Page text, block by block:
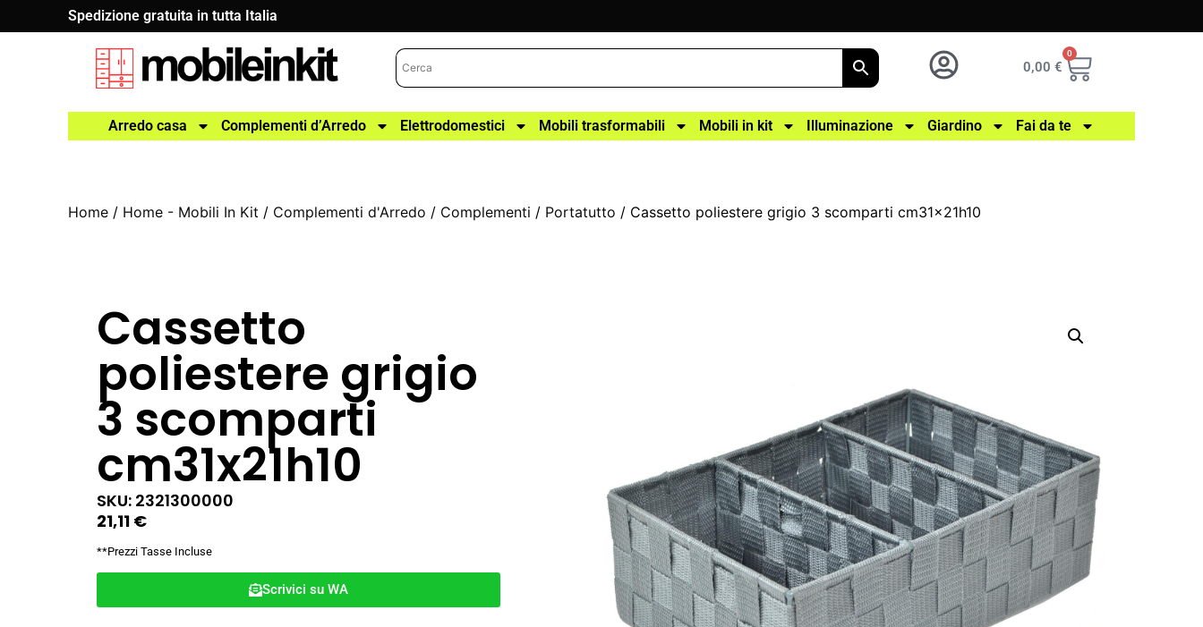
Spedizione gratuita in tutta Italia
0,00 €
0
Arredo casa Complementi d’Arredo Elettrodomestici Mobili trasformabili Mobili in kit Illuminazione Giardino Fai da te
Home / Home - Mobili In Kit / Complementi d'Arredo / Complementi / Portatutto / Cassetto poliestere grigio 3 scomparti cm31x21h10
Cassetto
poliestere grigio
3 scomparti
cm31x21h10
SKU: 2321300000
21,11 €
**Prezzi Tasse Incluse
Scrivici su WA